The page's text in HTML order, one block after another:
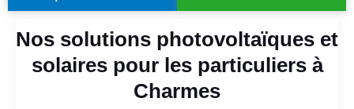
Nos solutions photovoltaïques et
solaires pour les particuliers à
Charmes